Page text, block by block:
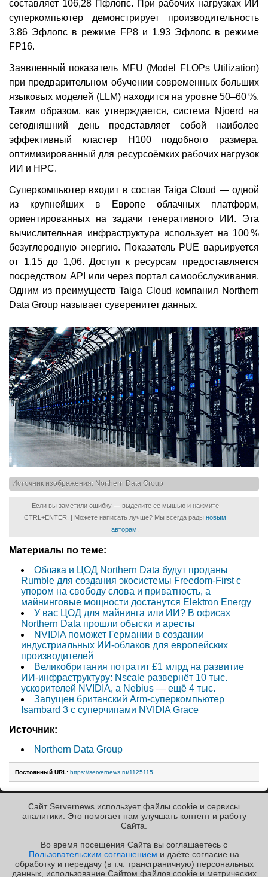
✖
составляет 106,28 Пфлопс. При рабочих нагрузках ИИ
суперкомпьютер демонстрирует производительность
3,86 Эфлопс в режиме FP8 и 1,93 Эфлопс в режиме
FP16.
Заявленный показатель MFU (Model FLOPs Utilization)
при предварительном обучении современных больших
языковых моделей (LLM) находится на уровне 50–60 %.
Таким образом, как утверждается, система Njoerd на
сегодняшний день представляет собой наиболее
эффективный кластер H100 подобного размера,
оптимизированный для ресурсоёмких рабочих нагрузок
ИИ и HPC.
Суперкомпьютер входит в состав Taiga Cloud — одной
из крупнейших в Европе облачных платформ,
ориентированных на задачи генеративного ИИ. Эта
вычислительная инфраструктура использует на 100 %
безуглеродную энергию. Показатель PUE варьируется
от 1,15 до 1,06. Доступ к ресурсам предоставляется
посредством API или через портал самообслуживания.
Одним из преимуществ Taiga Cloud компания Northern
Data Group называет суверенитет данных.
Источник изображения: Northern Data Group
Если вы заметили ошибку — выделите ее мышью и нажмите
CTRL+ENTER. | Можете написать лучше? Мы всегда рады новым
авторам.
Материалы по теме:
Облака и ЦОД Northern Data будут проданы
Rumble для создания экосистемы Freedom-First с
упором на свободу слова и приватность, а
майнинговые мощности достанутся Elektron Energy
У вас ЦОД для майнинга или ИИ? В офисах
Northern Data прошли обыски и аресты
NVIDIA поможет Германии в создании
индустриальных ИИ-облаков для европейских
производителей
Великобритания потратит £1 млрд на развитие
ИИ-инфраструктуру: Nscale развернёт 10 тыс.
ускорителей NVIDIA, а Nebius — ещё 4 тыс.
Запущен британский Arm-суперкомпьютер
Isambard 3 с суперчипами NVIDIA Grace
Источник:
Northern Data Group
Постоянный URL: https://servernews.ru/1125115
« Назад к ленте
РЕКЛАМА • ООО «ЛАБОРАТОРИЯ ЧИСЛИТЕЛЬ»
Copyright ©2010-2026
Servernews.Пользовательское
Сайт Servernews использует файлы cookie и сервисы
аналитики. Это помогает нам улучшать контент и работу
Cайта.
Во время посещения Cайта вы соглашаетесь с
Пользовательским соглашением и даёте согласие на
обработку и передачу (в т.ч. трансграничную) персональных
данных, использование Cайтом файлов cookie и метрических